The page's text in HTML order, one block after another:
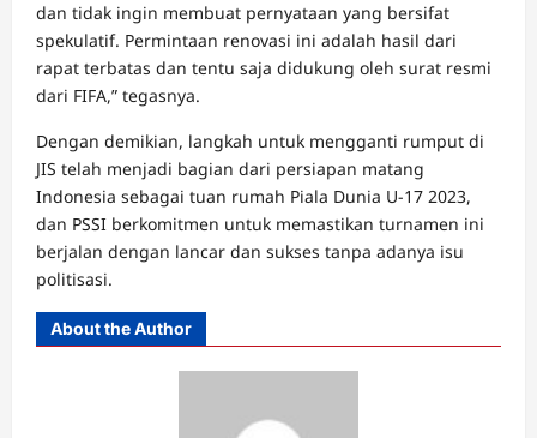
dan tidak ingin membuat pernyataan yang bersifat
spekulatif. Permintaan renovasi ini adalah hasil dari
rapat terbatas dan tentu saja didukung oleh surat resmi
dari FIFA,” tegasnya.
Dengan demikian, langkah untuk mengganti rumput di
JIS telah menjadi bagian dari persiapan matang
Indonesia sebagai tuan rumah Piala Dunia U-17 2023,
dan PSSI berkomitmen untuk memastikan turnamen ini
berjalan dengan lancar dan sukses tanpa adanya isu
politisasi.
About the Author